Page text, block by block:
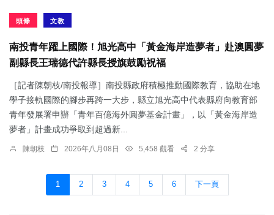
頭條 文教
南投青年躍上國際！旭光高中「黃金海岸造夢者」赴澳圓夢
副縣長王瑞德代許縣長授旗鼓勵祝福
［記者陳朝枝/南投報導］南投縣政府積極推動國際教育，協助在地
學子接軌國際的腳步再跨一大步，縣立旭光高中代表縣府向教育部
青年發展署申辦「青年百億海外圓夢基金計畫」，以「黃金海岸造
夢者」計畫成功爭取到超過新...
陳朝枝 2026年八月08日 5,458 觀看 2 分享
1 2 3 4 5 6 下一頁